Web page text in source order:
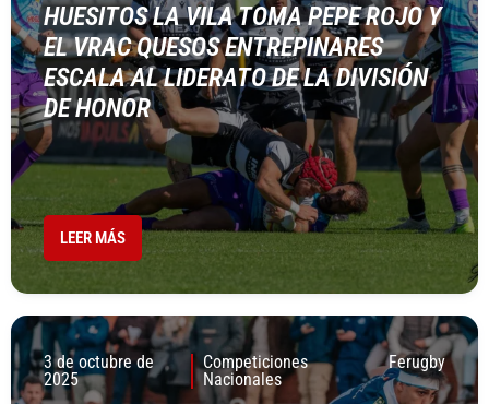
HUESITOS LA VILA TOMA PEPE ROJO Y
EL VRAC QUESOS ENTREPINARES
ESCALA AL LIDERATO DE LA DIVISIÓN
DE HONOR
LEER MÁS
3 de octubre de
2025
Competiciones
Nacionales
Ferugby